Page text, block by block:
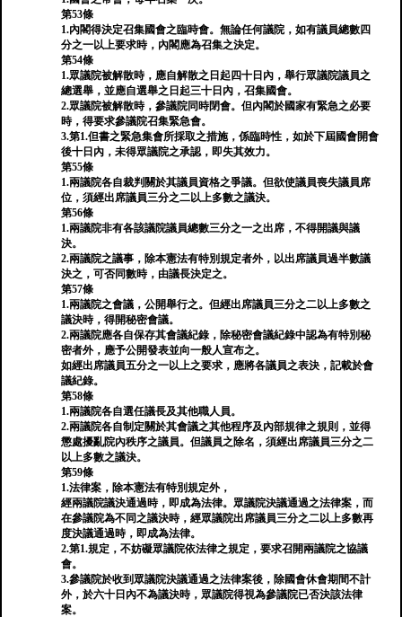
第53條
1.內閣得決定召集國會之臨時會。無論任何議院，如有議員總數四
分之一以上要求時，內閣應為召集之決定。
第54條
1.眾議院被解散時，應自解散之日起四十日內，舉行眾議院議員之
總選舉，並應自選舉之日起三十日內，召集國會。
2.眾議院被解散時，參議院同時閉會。但內閣於國家有緊急之必要
時，得要求參議院召集緊急會。
3.第1.但書之緊急集會所採取之措施，係臨時性，如於下屆國會開會
後十日內，未得眾議院之承認，即失其效力。
第55條
1.兩議院各自裁判關於其議員資格之爭議。但欲使議員喪失議員席
位，須經出席議員三分之二以上多數之議決。
第56條
1.兩議院非有各該議院議員總數三分之一之出席，不得開議與議
決。
2.兩議院之議事，除本憲法有特別規定者外，以出席議員過半數議
決之，可否同數時，由議長決定之。
第57條
1.兩議院之會議，公開舉行之。但經出席議員三分之二以上多數之
議決時，得開秘密會議。
2.兩議院應各自保存其會議紀錄，除秘密會議紀錄中認為有特別秘
密者外，應予公開發表並向一般人宣布之。
如經出席議員五分之一以上之要求，應將各議員之表決，記載於會
議紀錄。
第58條
1.兩議院各自選任議長及其他職人員。
2.兩議院各自制定關於其會議之其他程序及內部規律之規則，並得
懲處擾亂院內秩序之議員。但議員之除名，須經出席議員三分之二
以上多數之議決。
第59條
1.法律案，除本憲法有特別規定外，
經兩議院議決通過時，即成為法律。眾議院決議通過之法律案，而
在參議院為不同之議決時，經眾議院出席議員三分之二以上多數再
度決議通過時，即成為法律。
2.第1.規定，不妨礙眾議院依法律之規定，要求召開兩議院之協議
會。
3.參議院於收到眾議院決議通過之法律案後，除國會休會期間不計
外，於六十日內不為議決時，眾議院得視為參議院已否決該法律
案。